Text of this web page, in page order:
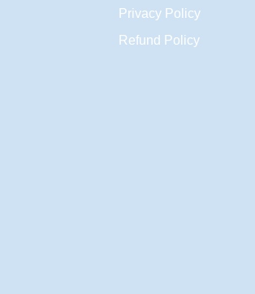
Privacy Policy
Refund Policy